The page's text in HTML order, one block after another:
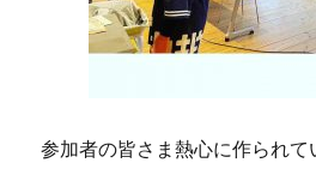
参加者の皆さま熱心に作られて